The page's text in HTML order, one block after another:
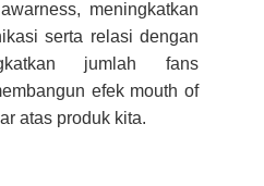
meningkatkan
serta relasi dengan
jumlah fans
efek mouth of
atas produk kita.